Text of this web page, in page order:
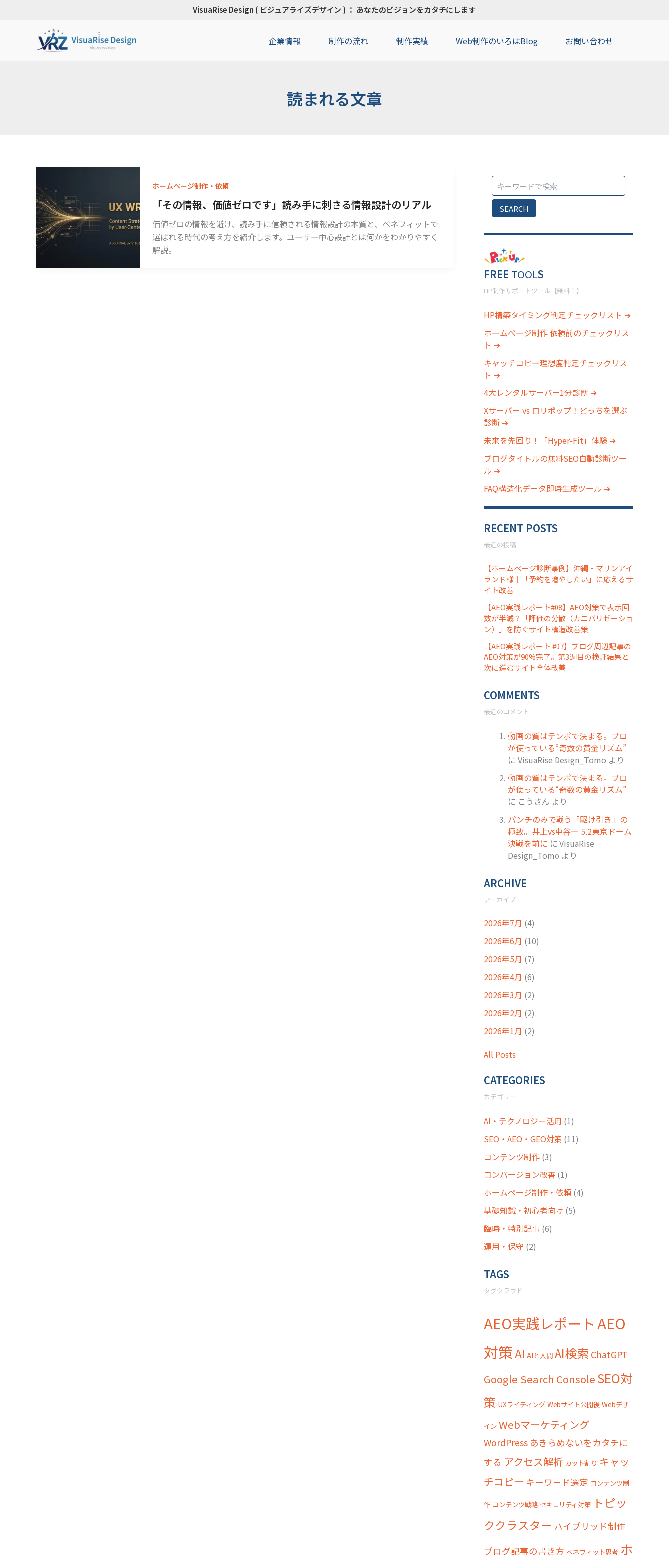
VisuaRise Design ( ビジュアライズデザイン ) ： あなたのビジョンをカタチにします
企業情報 制作の流れ 制作実績 Web制作のいろはBlog お問い合わせ
読まれる文章
ホームページ制作・依頼
「その情報、価値ゼロです」読み手に刺さる情報設計のリアル
価値ゼロの情報を避け、読み手に信頼される情報設計の本質と、ベネフィットで
選ばれる時代の考え方を紹介します。ユーザー中心設計とは何かをわかりやすく
解説。
SEARCH
FREE TOOLS
HP制作サポートツール【無料！】
HP構築タイミング判定チェックリスト ➔
ホームページ制作 依頼前のチェックリス
ト ➔
キャッチコピー理想度判定チェックリス
ト ➔
4大レンタルサーバー1分診断 ➔
Xサーバー vs ロリポップ！どっちを選ぶ
診断 ➔
未来を先回り！「Hyper-Fit」体験 ➔
ブログタイトルの無料SEO自動診断ツー
ル ➔
FAQ構造化データ即時生成ツール ➔
RECENT POSTS
最近の投稿
【ホームページ診断事例】沖縄・マリンアイ
ランド様｜「予約を増やしたい」に応えるサ
イト改善
【AEO実践レポート#08】AEO対策で表示回
数が半減？「評価の分散（カニバリゼーショ
ン）」を防ぐサイト構造改善策
【AEO実践レポート #07】ブログ周辺記事の
AEO対策が90%完了。第3週目の検証結果と
次に進むサイト全体改善
COMMENTS
最近のコメント
動画の質はテンポで決まる。プロ
が使っている“奇数の黄金リズム”
に VisuaRise Design_Tomo より
動画の質はテンポで決まる。プロ
が使っている“奇数の黄金リズム”
に こうさん より
パンチのみで戦う「駆け引き」の
極致。井上vs中谷― 5.2東京ドーム
決戦を前に に VisuaRise
Design_Tomo より
ARCHIVE
アーカイブ
2026年7月 (4)
2026年6月 (10)
2026年5月 (7)
2026年4月 (6)
2026年3月 (2)
2026年2月 (2)
2026年1月 (2)
All Posts
CATEGORIES
カテゴリー
AI・テクノロジー活用 (1)
SEO・AEO・GEO対策 (11)
コンテンツ制作 (3)
コンバージョン改善 (1)
ホームページ制作・依頼 (4)
基礎知識・初心者向け (5)
臨時・特別記事 (6)
運用・保守 (2)
TAGS
タグクラウド
AEO実践レポートAEO
対策AI AIと人間 AI検索 ChatGPT
Google Search Console SEO対
策 UXライティング Webサイト公開後 Webデザ
イン Webマーケティング
WordPress あきらめないをカタチに
する アクセス解析 カット割り キャッ
チコピー キーワード選定 コンテンツ制
作 コンテンツ戦略 セキュリティ対策 トピッ
ククラスター ハイブリッド制作
ブログ記事の書き方 ベネフィット思考 ホ